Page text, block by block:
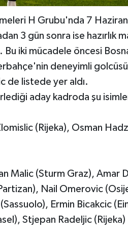
H Grubu'nda 7
3 gün sonra ise hazırlık
Bu iki mücadele öncesi
deneyimli
de listede yer aldı.
aday kadroda şu
(Rijeka), Osman
Malic (Sturm Graz), Amar
Nail Omerovic
Ermin Bicakcic
Stjepan Radeljic (Rijeka)